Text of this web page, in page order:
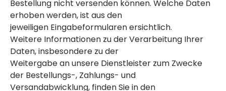
Bestellung nicht versenden können. Welche Daten
erhoben werden, ist aus den
jeweiligen Eingabeformularen ersichtlich.
Weitere Informationen zu der Verarbeitung Ihrer
Daten, insbesondere zu der
Weitergabe an unsere Dienstleister zum Zwecke
der Bestellungs-, Zahlungs- und
Versandabwicklung, finden Sie in den